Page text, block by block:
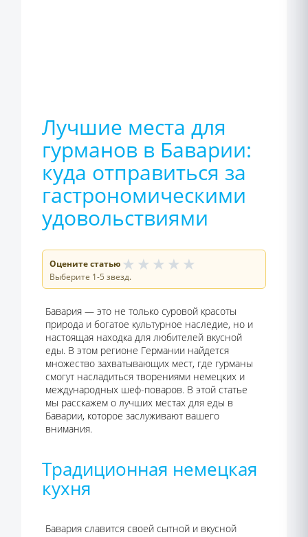
Лучшие места для
гурманов в Баварии:
куда отправиться за
гастрономическими
удовольствиями
Оцените статью ★ ★ ★ ★ ★
Выберите 1-5 звезд.
Бавария — это не только суровой красоты
природа и богатое культурное наследие, но и
настоящая находка для любителей вкусной
еды. В этом регионе Германии найдется
множество захватывающих мест, где гурманы
смогут насладиться творениями немецких и
международных шеф-поваров. В этой статье
мы расскажем о лучших местах для еды в
Баварии, которое заслуживают вашего
внимания.
Традиционная немецкая
кухня
Бавария славится своей сытной и вкусной